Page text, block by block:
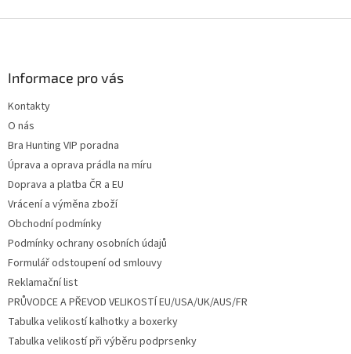
Informace pro vás
Kontakty
O nás
Bra Hunting VIP poradna
Úprava a oprava prádla na míru
Doprava a platba ČR a EU
Vrácení a výměna zboží
Obchodní podmínky
Podmínky ochrany osobních údajů
Formulář odstoupení od smlouvy
Reklamační list
PRŮVODCE A PŘEVOD VELIKOSTÍ EU/USA/UK/AUS/FR
Tabulka velikostí kalhotky a boxerky
Tabulka velikostí při výběru podprsenky